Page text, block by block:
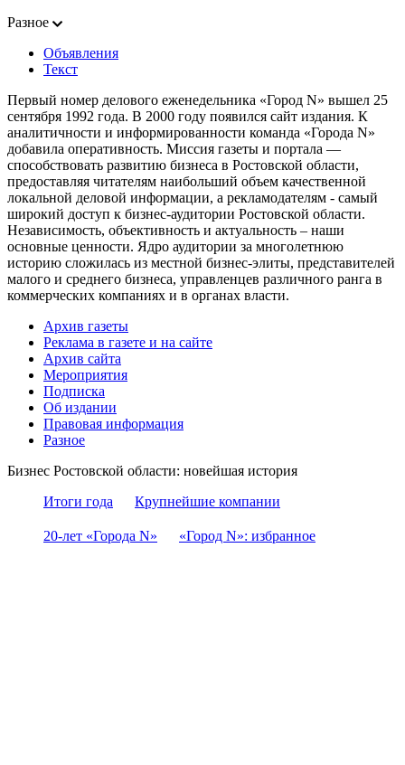
Разное
Объявления
Текст
Первый номер делового еженедельника «Город N» вышел 25
сентября 1992 года. В 2000 году появился сайт издания. К
аналитичности и информированности команда «Города N»
добавила оперативность. Миссия газеты и портала —
способствовать развитию бизнеса в Ростовской области,
предоставляя читателям наибольший объем качественной
локальной деловой информации, а рекламодателям - самый
широкий доступ к бизнес-аудитории Ростовской области.
Независимость, объективность и актуальность – наши
основные ценности. Ядро аудитории за многолетнюю
историю сложилась из местной бизнес-элиты, представителей
малого и среднего бизнеса, управленцев различного ранга в
коммерческих компаниях и в органах власти.
Архив газеты
Реклама в газете и на сайте
Архив сайта
Мероприятия
Подписка
Об издании
Правовая информация
Разное
Бизнес Ростовской области: новейшая история
Итоги года
Крупнейшие компании
20-лет «Города N» «Город N»: избранное